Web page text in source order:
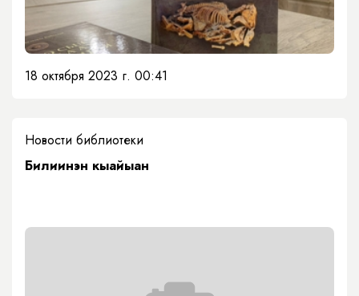
18 октября 2023 г. 00:41
Новости библиотеки
Билиинэн кыайыан